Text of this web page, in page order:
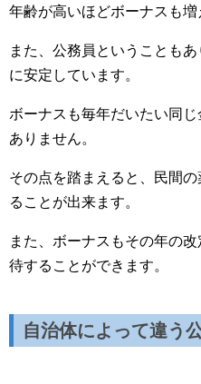
年齢が高いほどボーナスも増
また、公務員ということも
に安定しています。
ボーナスも毎年だいたい同
ありません。
その点を踏まえると、民間
ることが出来ます。
また、ボーナスもその年の
待することができます。
自治体によって違う